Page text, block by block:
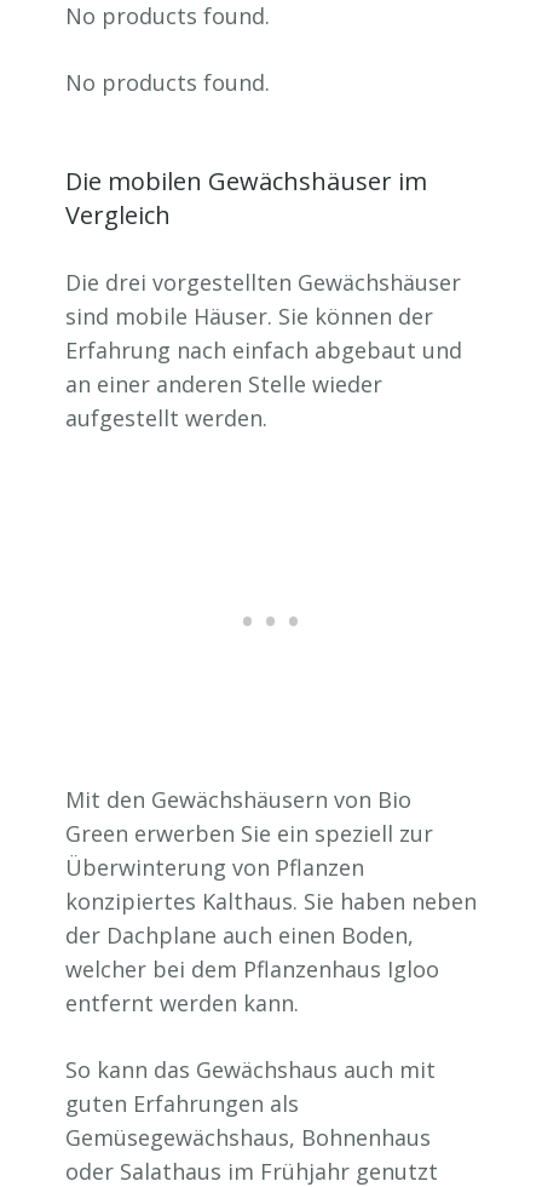
No products found.
No products found.
Die mobilen Gewächshäuser im
Vergleich
Die drei vorgestellten Gewächshäuser
sind mobile Häuser. Sie können der
Erfahrung nach einfach abgebaut und
an einer anderen Stelle wieder
aufgestellt werden.
Mit den Gewächshäusern von Bio
Green erwerben Sie ein speziell zur
Überwinterung von Pflanzen
konzipiertes Kalthaus. Sie haben neben
der Dachplane auch einen Boden,
welcher bei dem Pflanzenhaus Igloo
entfernt werden kann.
So kann das Gewächshaus auch mit
guten Erfahrungen als
Gemüsegewächshaus, Bohnenhaus
oder Salathaus im Frühjahr genutzt